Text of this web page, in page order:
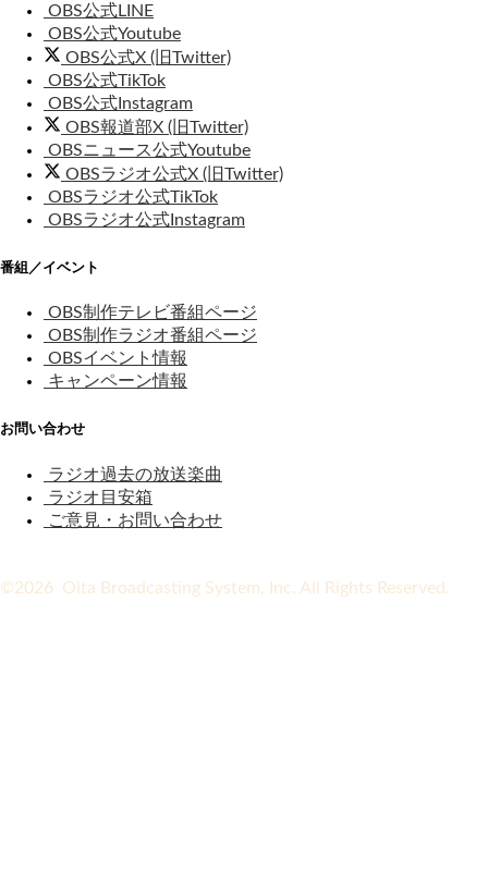
OBS公式LINE
OBS公式Youtube
OBS公式X (旧Twitter)
OBS公式TikTok
OBS公式Instagram
OBS報道部X (旧Twitter)
OBSニュース公式Youtube
OBSラジオ公式X (旧Twitter)
OBSラジオ公式TikTok
OBSラジオ公式Instagram
番組／イベント
OBS制作テレビ番組ページ
OBS制作ラジオ番組ページ
OBSイベント情報
キャンペーン情報
お問い合わせ
ラジオ過去の放送楽曲
ラジオ目安箱
ご意見・お問い合わせ
©2026 Oita Broadcasting System, Inc. All Rights Reserved.